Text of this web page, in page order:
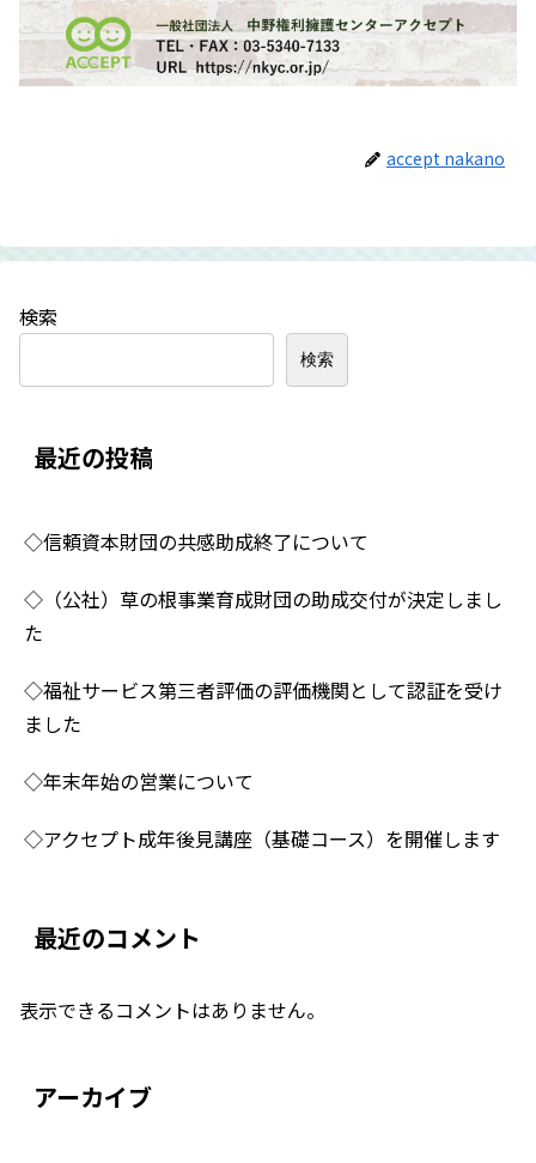
accept nakano
検索
検索
最近の投稿
◇信頼資本財団の共感助成終了について
◇（公社）草の根事業育成財団の助成交付が決定しまし
た
◇福祉サービス第三者評価の評価機関として認証を受け
ました
◇年末年始の営業について
◇アクセプト成年後見講座（基礎コース）を開催します
最近のコメント
表示できるコメントはありません。
アーカイブ